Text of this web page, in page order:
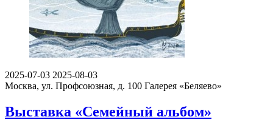
2025-07-03 2025-08-03
Москва, ул. Профсоюзная, д. 100 Галерея «Беляево»
Выставка «Семейный альбом»